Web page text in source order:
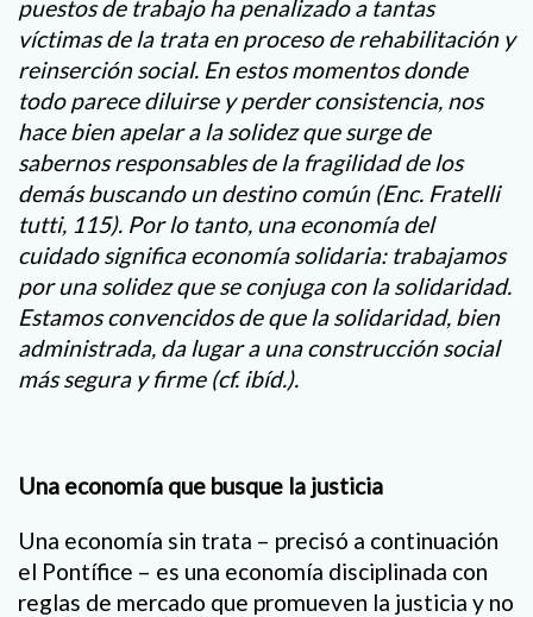
puestos de trabajo ha penalizado a tantas
víctimas de la trata en proceso de rehabilitación y
reinserción social. En estos momentos donde
todo parece diluirse y perder consistencia, nos
hace bien apelar a la solidez que surge de
sabernos responsables de la fragilidad de los
demás buscando un destino común (Enc. Fratelli
tutti, 115). Por lo tanto, una economía del
cuidado significa economía solidaria: trabajamos
por una solidez que se conjuga con la solidaridad.
Estamos convencidos de que la solidaridad, bien
administrada, da lugar a una construcción social
más segura y firme (cf. ibíd.).
Una economía que busque la justicia
Una economía sin trata – precisó a continuación
el Pontífice – es una economía disciplinada con
reglas de mercado que promueven la justicia y no